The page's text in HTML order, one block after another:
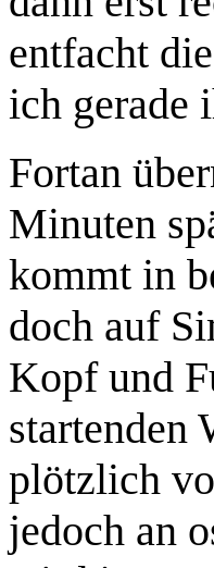
entfacht
ich gerade
Fortan
Minuten
kommt in
doch auf
Kopf und
startenden
plötzlich
jedoch an